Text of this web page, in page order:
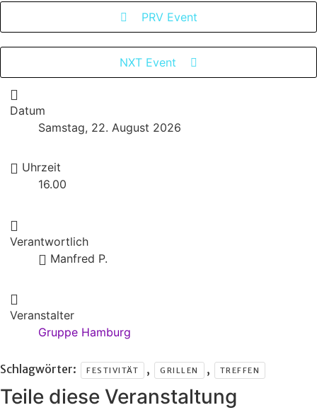
PRV Event
NXT Event
Datum
Samstag, 22. August 2026
Uhrzeit
16.00
Verantwortlich
Manfred P.
Veranstalter
Gruppe Hamburg
Schlagwörter: FESTIVITÄT , GRILLEN , TREFFEN
Teile diese Veranstaltung